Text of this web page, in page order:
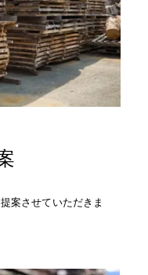
案させていただきま